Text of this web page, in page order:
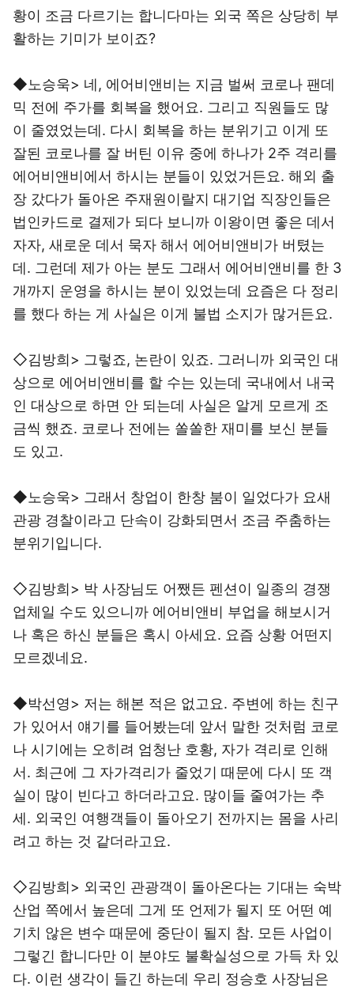
황이 조금 다르기는 합니다마는 외국 쪽은 상당히 부
활하는 기미가 보이죠?
◆노승욱> 네, 에어비앤비는 지금 벌써 코로나 팬데
믹 전에 주가를 회복을 했어요. 그리고 직원들도 많
이 줄였었는데. 다시 회복을 하는 분위기고 이게 또
잘된 코로나를 잘 버틴 이유 중에 하나가 2주 격리를
에어비앤비에서 하시는 분들이 있었거든요. 해외 출
장 갔다가 돌아온 주재원이랄지 대기업 직장인들은
법인카드로 결제가 되다 보니까 이왕이면 좋은 데서
자자, 새로운 데서 묵자 해서 에어비앤비가 버텼는
데. 그런데 제가 아는 분도 그래서 에어비앤비를 한 3
개까지 운영을 하시는 분이 있었는데 요즘은 다 정리
를 했다 하는 게 사실은 이게 불법 소지가 많거든요.
◇김방희> 그렇죠, 논란이 있죠. 그러니까 외국인 대
상으로 에어비앤비를 할 수는 있는데 국내에서 내국
인 대상으로 하면 안 되는데 사실은 알게 모르게 조
금씩 했죠. 코로나 전에는 쏠쏠한 재미를 보신 분들
도 있고.
◆노승욱> 그래서 창업이 한창 붐이 일었다가 요새
관광 경찰이라고 단속이 강화되면서 조금 주춤하는
분위기입니다.
◇김방희> 박 사장님도 어쨌든 펜션이 일종의 경쟁
업체일 수도 있으니까 에어비앤비 부업을 해보시거
나 혹은 하신 분들은 혹시 아세요. 요즘 상황 어떤지
모르겠네요.
◆박선영> 저는 해본 적은 없고요. 주변에 하는 친구
가 있어서 얘기를 들어봤는데 앞서 말한 것처럼 코로
나 시기에는 오히려 엄청난 호황, 자가 격리로 인해
서. 최근에 그 자가격리가 줄었기 때문에 다시 또 객
실이 많이 빈다고 하더라고요. 많이들 줄여가는 추
세. 외국인 여행객들이 돌아오기 전까지는 몸을 사리
려고 하는 것 같더라고요.
◇김방희> 외국인 관광객이 돌아온다는 기대는 숙박
산업 쪽에서 높은데 그게 또 언제가 될지 또 어떤 예
기치 않은 변수 때문에 중단이 될지 참. 모든 사업이
그렇긴 합니다만 이 분야도 불확실성으로 가득 차 있
다. 이런 생각이 들긴 하는데 우리 정승호 사장님은